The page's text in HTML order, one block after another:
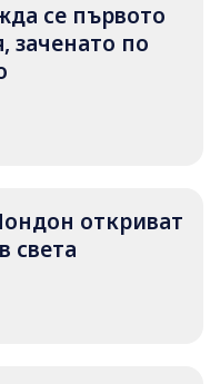
се първото
заченато по
откриват
света